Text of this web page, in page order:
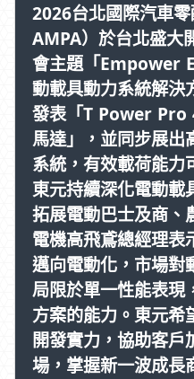
2026台北國際汽車
AMPA）於台北盛大
會主題「Empower
動載具動力系統解決
發表「T Power Pro
馬達」，並同步展出
系統，有效載荷能力
東元持續深化電動載
拓展電動巴士及商、
電機高飛鳶總經理表
邁向電動化，市場對
局限於單一性能表現
方案的能力。東元希
開發實力，協助客戶
場，掌握新一波成長